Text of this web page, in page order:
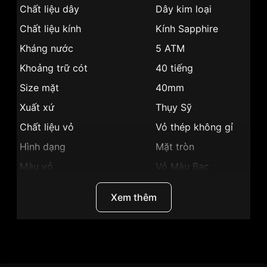
Chất liệu dây
Dây kim loại
Chất liệu kính
Kính Sapphire
Kháng nước
5 ATM
Khoảng trữ cót
40 tiếng
Size mặt
40mm
Xuất xứ
Thụy Sỹ
Chất liệu vỏ
Vỏ thép không gỉ
Hình dạng
Mặt tròn
Màu vỏ
Vỏ Màu Bạc
Sang trọng
Lịch ngày, Giờ,
Xem thêm